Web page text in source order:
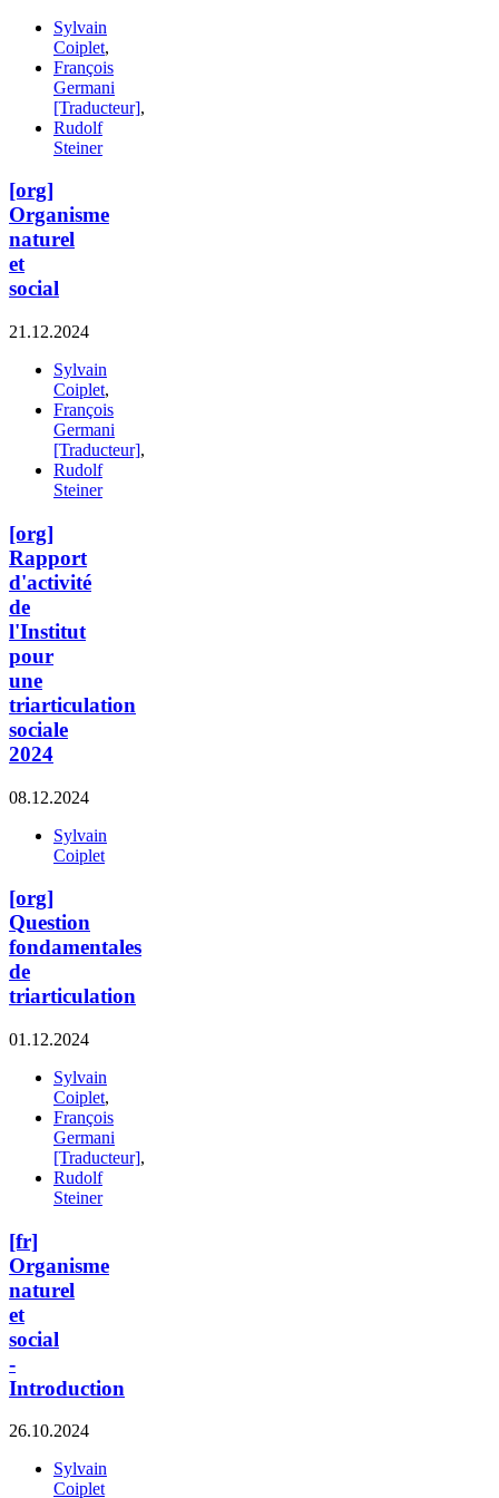
Sylvain
Coiplet,
François
Germani
[Traducteur],
Rudolf
Steiner
[org]
Organisme
naturel
et
social
21.12.2024
Sylvain
Coiplet,
François
Germani
[Traducteur],
Rudolf
Steiner
[org]
Rapport
d'activité
de
l'Institut
pour
une
triarticulation
sociale
2024
08.12.2024
Sylvain
Coiplet
[org]
Question
fondamentales
de
triarticulation
01.12.2024
Sylvain
Coiplet,
François
Germani
[Traducteur],
Rudolf
Steiner
[fr]
Organisme
naturel
et
social
-
Introduction
26.10.2024
Sylvain
Coiplet